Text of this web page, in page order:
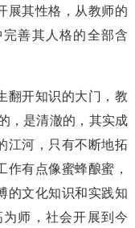
展其性格，从教师的
善其人格的全部含
翻开知识的大门，教
，是清澈的，其实成
江河，只有不断地拓
有点像蜜蜂酿蜜，
的文化知识和实践知
师，社会开展到今